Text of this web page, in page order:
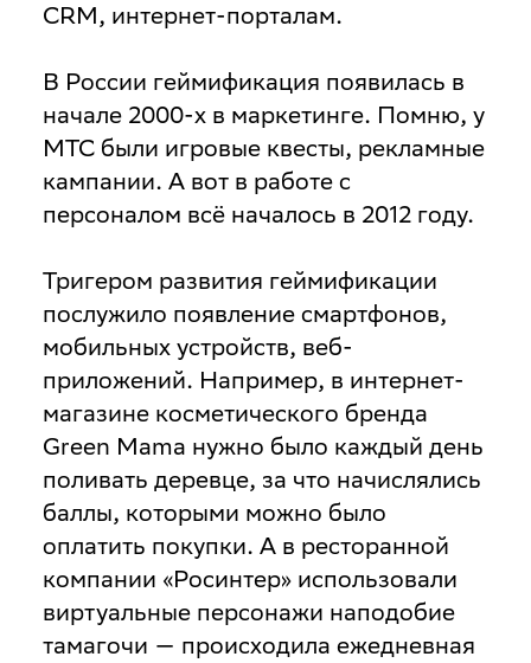
CRM, интернет-порталам.
В России геймификация появилась в
начале 2000-х в маркетинге. Помню, у
МТС были игровые квесты, рекламные
кампании. А вот в работе с
персоналом всё началось в 2012 году.
Тригером развития геймификации
послужило появление смартфонов,
мобильных устройств, веб-
приложений. Например, в интернет-
магазине косметического бренда
Green Mama нужно было каждый день
поливать деревце, за что начислялись
баллы, которыми можно было
оплатить покупки. А в ресторанной
компании «Росинтер» использовали
виртуальные персонажи наподобие
тамагочи — происходила ежедневная